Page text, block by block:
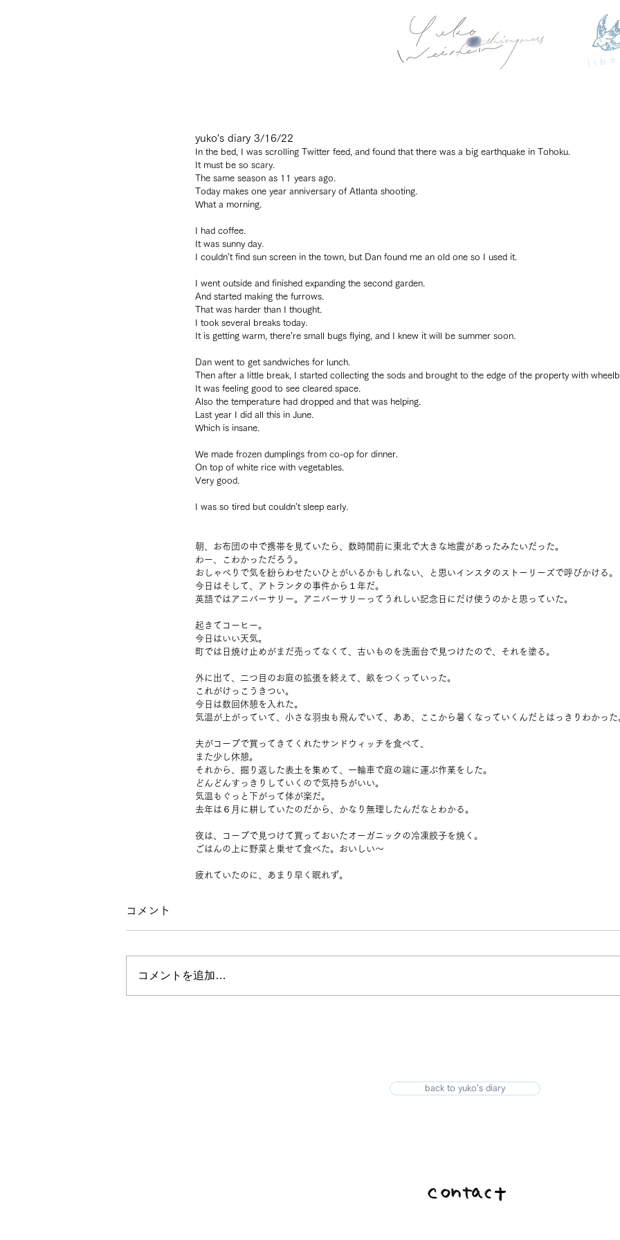
yuko's diary 3/16/22
In the bed, I was scrolling Twitter feed, and found that there was a big earthquake in Tohoku.
It must be so scary.
The same season as 11 years ago.
Today makes one year anniversary of Atlanta shooting.
What a morning.
I had coffee.
It was sunny day.
I couldn’t find sun screen in the town, but Dan found me an old one so I used it.
I went outside and finished expanding the second garden.
And started making the furrows.
That was harder than I thought.
I took several breaks today.
It is getting warm, there’re small bugs flying, and I knew it will be summer soon.
Dan went to get sandwiches for lunch.
Then after a little break, I started collecting the sods and brought to the edge of the property with
It was feeling good to see cleared space.
Also the temperature had dropped and that was helping.
Last year I did all this in June.
Which is insane.
We made frozen dumplings from co-op for dinner.
On top of white rice with vegetables.
Very good.
I was so tired but couldn't sleep early.
朝、お布団の中で携帯を見ていたら、数時間前に東北で大きな地震があったみたいだった。
わー、こわかっただろう。
おしゃべりで気を紛らわせたいひとがいるかもしれない、と思いインスタのストーリーズで呼びかける。
今日はそして、アトランタの事件から１年だ。
英語ではアニバーサリー。アニバーサリーってうれしい記念日にだけ使うのかと思っていた。
起きてコーヒー。
今日はいい天気。
町では日焼け止めがまだ売ってなくて、古いものを洗面台で見つけたので、それを塗る。
外に出て、二つ目のお庭の拡張を終えて、畝をつくっていった。
これがけっこうきつい。
今日は数回休憩を入れた。
気温が上がっていて、小さな羽虫も飛んでいて、ああ、ここから暑くなっていくんだとはっきりわかった
夫がコープで買ってきてくれたサンドウィッチを食べて、
また少し休憩。
それから、掘り返した表土を集めて、一輪車で庭の端に運ぶ作業をした。
どんどんすっきりしていくので気持ちがいい。
気温もぐっと下がって体が楽だ。
去年は６月に耕していたのだから、かなり無理したんだなとわかる。
夜は、コープで見つけて買っておいたオーガニックの冷凍餃子を焼く。
ごはんの上に野菜と乗せて食べた。おいしい～
疲れていたのに、あまり早く眠れず。
コメント
コメントを追加…
back to yuko's diary